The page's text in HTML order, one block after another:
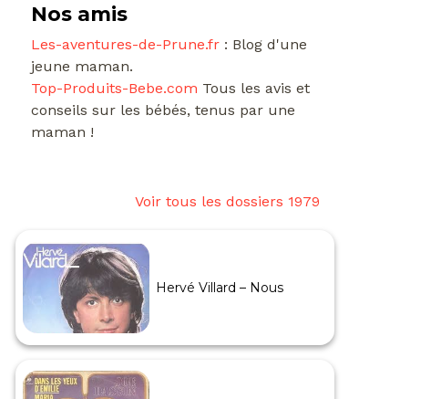
Nos amis
Les-aventures-de-Prune.fr : Blog d'une
jeune maman.
Top-Produits-Bebe.com Tous les avis et
conseils sur les bébés, tenus par une
maman !
Voir tous les dossiers 1979
Hervé Villard – Nous